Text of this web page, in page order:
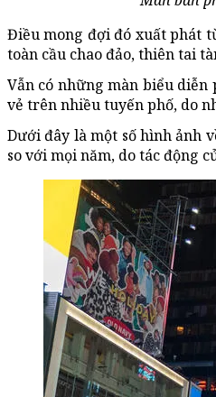
Điều mong đợi đó xuất phát
toàn cầu chao đảo, thiên tai
Vẫn có những màn biểu
vẻ trên nhiều tuyến phố, do
Dưới đây là một số hình ảnh
so với mọi năm, do tác động